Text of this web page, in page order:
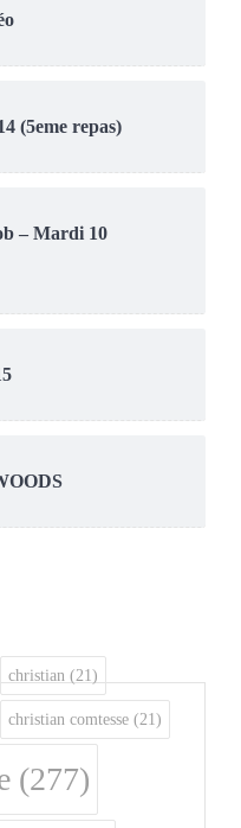
(5eme repas)
– Mardi 10
christian (21)
christian comtesse (21)
(277)